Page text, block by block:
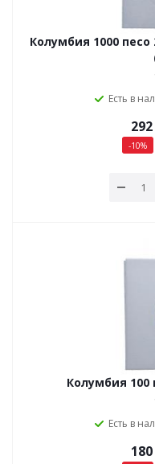
Колумбия 1000 песо
Есть в
292
-10%
Колумбия 100
Есть в
180